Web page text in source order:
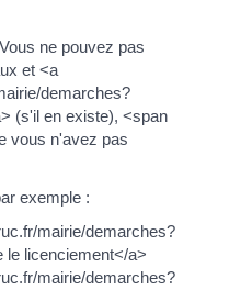
ne pouvez pas
et <a
demarches?
(s'il en existe), <span
vous n'avez pas
exemple :
mairie/demarches?
le licenciement</a>
mairie/demarches?